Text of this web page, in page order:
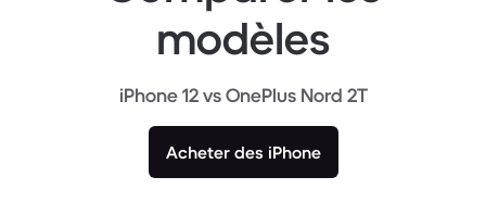
modèles
iPhone 12 vs OnePlus Nord 2T
Acheter des iPhone